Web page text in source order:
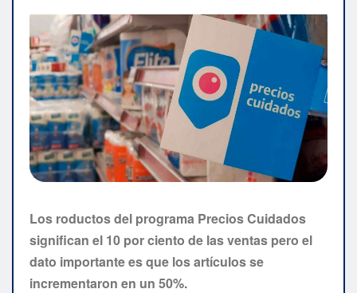
Los roductos del programa Precios Cuidados
significan el 10 por ciento de las ventas pero el
dato importante es que los artículos se
incrementaron en un 50%.